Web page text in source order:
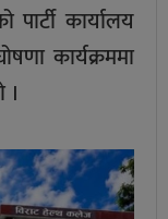
कार्यालय
कार्यक्रममा